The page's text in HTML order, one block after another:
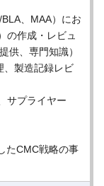
、MAA）にお
の作成・レビュ
供、専門知識）
、製造記録レビ
サプライヤー
たCMC戦略の事